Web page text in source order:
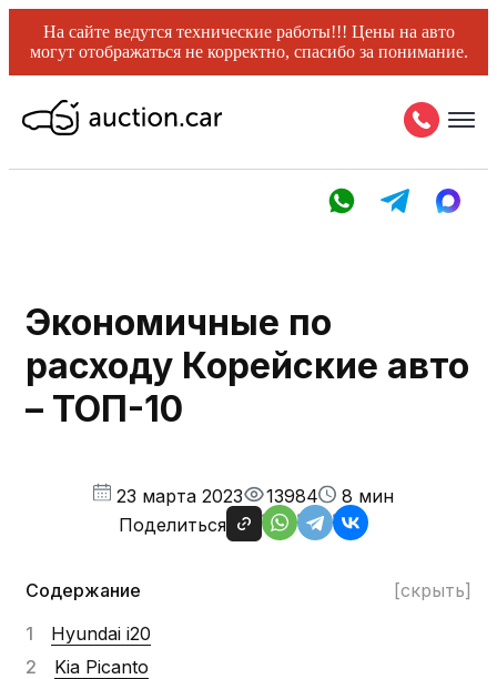
На сайте ведутся технические работы!!! Цены на авто
могут отображаться не корректно, спасибо за понимание.
Экономичные по
расходу Корейские авто
– ТОП-10
23 марта 2023 13984
8 мин
Поделиться
Содержание
Hyundai i20
Kia Picanto
[скрыть]